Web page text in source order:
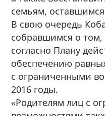
семьям,
В свою очередь
собравшимся о том,
согласно Плану
обеспечению
с ограниченными
2016 годы.
«Родителям лиц с